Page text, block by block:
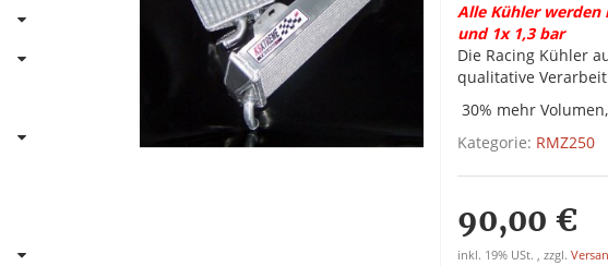
Alle Kühler werden
und 1x 1,3 bar
Die Racing Kühler
qualitative
30% mehr
Kategorie: RMZ250
90,00 €
inkl. 19% USt. , zzgl.